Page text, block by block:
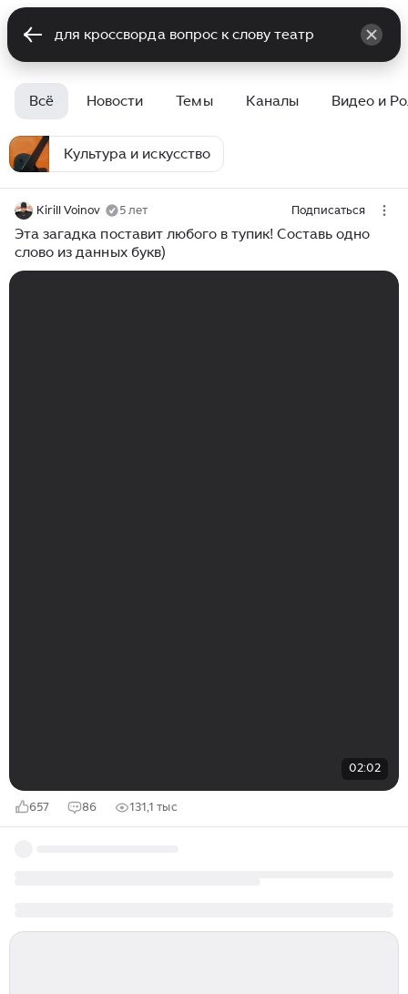
Всё Новости Темы Каналы Видео и
Культура и искусство
Kirill Voinov 5 лет Подписаться
Эта загадка поставит любого в тупик! Составь одно
слово из данных букв)
02:02
657 86 131,1 тыс